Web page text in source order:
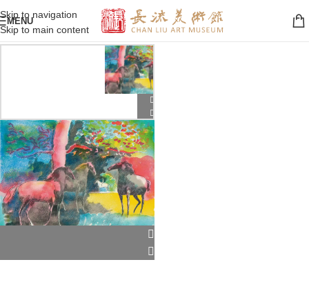
Skip to navigation
Skip to main content
MENU